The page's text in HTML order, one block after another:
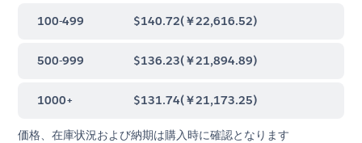
100-499 $140.72(￥22,616.52)
500-999 $136.23(￥21,894.89)
1000+ $131.74(￥21,173.25)
価格、在庫状況および納期は購入時に確認となります